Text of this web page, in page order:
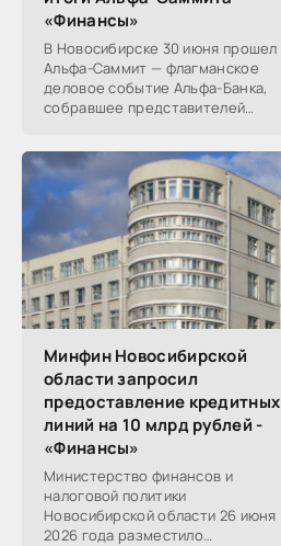
«Финансы»
В Новосибирске 30 июня прошел
Альфа-Саммит — флагманское
деловое событие Альфа-Банка,
собравшее представителей
финансового и других
Минфин Новосибирской
области запросил
предоставление кредитных
линий на 10 млрд рублей -
«Финансы»
Министерство финансов и
налоговой политики
Новосибирской области 26 июня
2026 года разместило